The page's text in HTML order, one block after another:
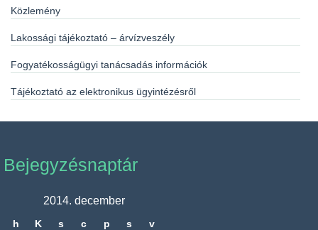
Közlemény
Lakossági tájékoztató – árvízveszély
Fogyatékosságügyi tanácsadás információk
Tájékoztató az elektronikus ügyintézésről
Bejegyzésnaptár
2014. december
h K s c p s v